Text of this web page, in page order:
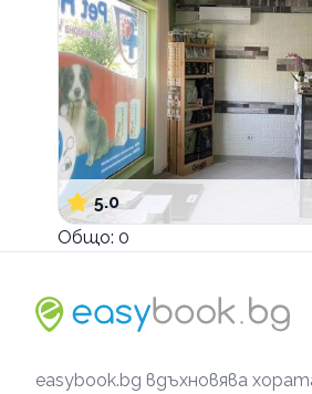
5.0
Общо: 0
easybook.bg вдъхновява